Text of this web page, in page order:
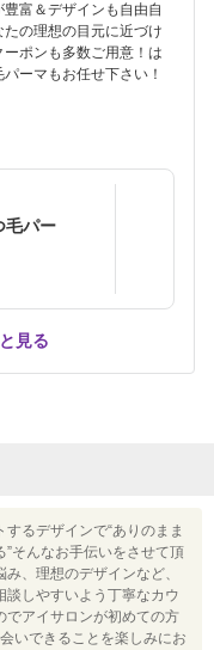
豊富＆デザインも自由自
の理想の目元に近づけ
ポンも多数ご用意！は
ーマもお任せ下さい！
毛パー
見る
るデザインで“ありのまま
そんなお手伝いをさせて頂
、理想のデザインなど、
談しやすいよう丁寧なカウ
でアイサロンが初めての方
いできることを楽しみにお